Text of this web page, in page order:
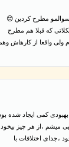
سوالمو مطرح کردین 😔
که قبلا هم مطرح
ولی واقعا از کارهاش
کمی ایجاد شده
میشم ،از هر چیز
اختلافات با